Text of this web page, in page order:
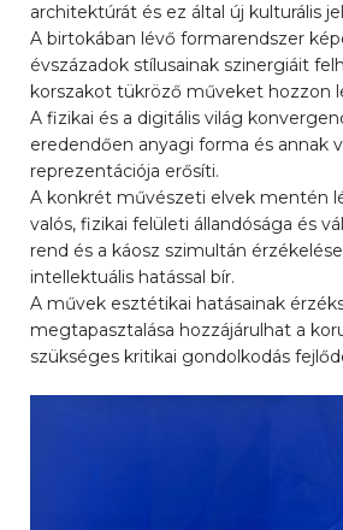
architektúrát és ez által új kulturális
A birtokában lévő formarendszer
évszázadok stílusainak szinergiáit
korszakot tükröző műveket hozzon
A fizikai és a digitális világ
eredendően anyagi forma és annak
reprezentációja erősíti.
A konkrét művészeti elvek mentén
valós, fizikai felületi állandósága és
rend és a káosz szimultán
intellektuális hatással bír.
A művek esztétikai hatásainak
megtapasztalása hozzájárulhat a
szükséges kritikai gondolkodás